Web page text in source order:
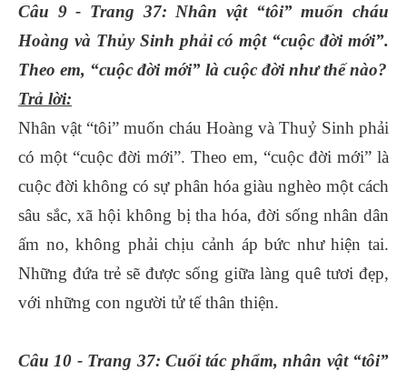
Câu 9 - Trang 37: Nhân vật “tôi” muốn cháu
Hoàng và Thủy Sinh phải có một “cuộc đời mới”.
Theo em, “cuộc đời mới” là cuộc đời như thế nào?
Trả lời:
Nhân vật “tôi” muốn cháu Hoàng và Thuỷ Sinh phải
có một “cuộc đời mới”. Theo em, “cuộc đời mới” là
cuộc đời không có sự phân hóa giàu nghèo một cách
sâu sắc, xã hội không bị tha hóa, đời sống nhân dân
ấm no, không phải chịu cảnh áp bức như hiện tai.
Những đứa trẻ sẽ được sống giữa làng quê tươi đẹp,
với những con người tử tế thân thiện.
Câu 10 - Trang 37: Cuối tác phẩm, nhân vật “tôi”